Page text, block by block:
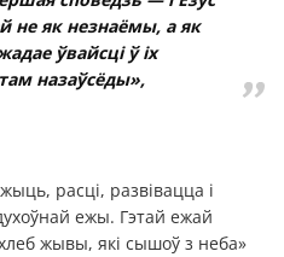
не як незнаёмы, а як
ўвайсці ў іх
назаўсёды»,
расці, развівацца і
ежы. Гэтай ежай
жывы, які сышоў з неба»